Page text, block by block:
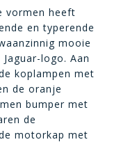
vormen heeft
en typerende
mooie
logo. Aan
koplampen met
de oranje
bumper met
de
motorkap met